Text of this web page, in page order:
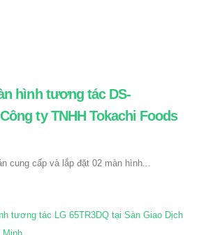
hình tương tác DS-
ty TNHH Tokachi Foods
cung cấp và lắp đặt 02 màn hình...